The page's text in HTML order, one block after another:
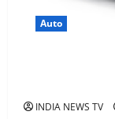
Auto
INDIA NEWS TV